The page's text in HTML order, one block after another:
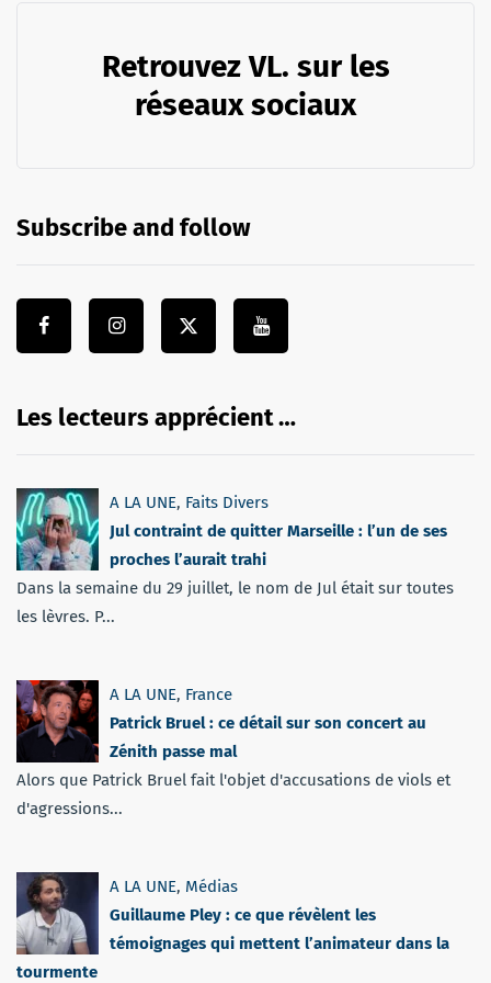
Retrouvez VL. sur les
réseaux sociaux
Subscribe and follow
Les lecteurs apprécient …
A LA UNE, Faits Divers
Jul contraint de quitter Marseille : l’un de ses
proches l’aurait trahi
Dans la semaine du 29 juillet, le nom de Jul était sur toutes
les lèvres. P...
A LA UNE, France
Patrick Bruel : ce détail sur son concert au
Zénith passe mal
Alors que Patrick Bruel fait l'objet d'accusations de viols et
d'agressions...
A LA UNE, Médias
Guillaume Pley : ce que révèlent les
témoignages qui mettent l’animateur dans la
tourmente